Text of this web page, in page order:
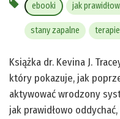
ebooki jak
stany zapalne
Książka dr. Kevina J.
który pokazuje, jak
aktywować wrodzony
jak prawidłowo